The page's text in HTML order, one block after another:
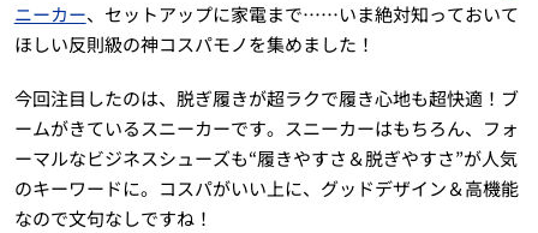
ニーカー、セットアップに家電まで……いま絶対知っておいて
ほしい反則級の神コスパモノを集めました！
今回注目したのは、脱ぎ履きが超ラクで履き心地も超快適！ブ
ームがきているスニーカーです。スニーカーはもちろん、フォ
ーマルなビジネスシューズも“履きやすさ＆脱ぎやすさ”が人気
のキーワードに。コスパがいい上に、グッドデザイン＆高機能
なので文句なしですね！